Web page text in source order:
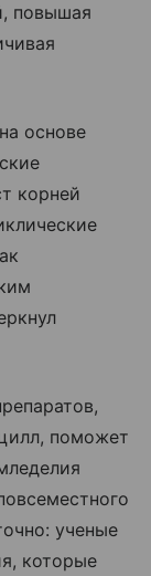
повышая
основе
корней
поможет
ученые
которые